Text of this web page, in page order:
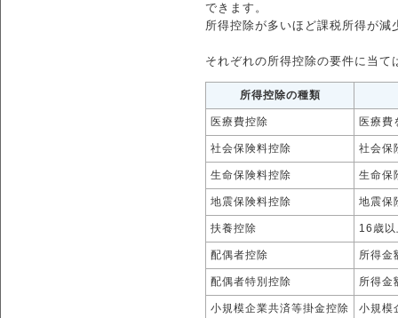
できます。
所得控除が多いほど課税所得が
それぞれの所得控除の要件に当
所得控除の種類
医療費控除 医療費
社会保険料控除 社会保
生命保険料控除 生命保
地震保険料控除 地震保
扶養控除 16歳
配偶者控除 所得金
配偶者特別控除 所得金
小規模企業共済等掛金控除 小規模